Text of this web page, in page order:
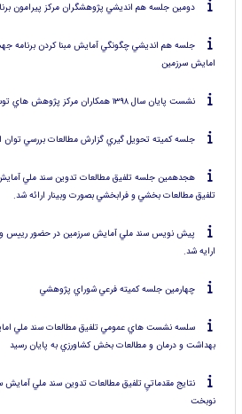
دومين جلسه هم انديشي پژوهشگران مركز پيرامون
جلسه هم انديشي چگونگي آمايش مبنا كردن برنامه
امايش سرزمين
نشست پايان سال ۱۳۹۸ همكاران مركز پژوهش هاي توسعه و آينده نگري
جلسه كميته تحويل گيري گزارش مطالعات بررسي
هجدهمين جلسه تلفيق مطالعات تدوين سند ملي آمايش
تلفيق مطالعات بخشي و فرابخشي بصورت وبينار ارائه شد.
پيش نويس سند ملي آمايش سرزمين در حضور رييس و
ارايه شد.
چهارمين جلسه كميته فرعي شوراي پژوهشي
سلسه نشست هاي عمومي تلفيق مطالعات سند ملي
بهداشت و درمان و مطالعات بخش كشاورزي به پايان رسيد
نتايج مقدماتيِ تلفيق مطالعات تدوين سند ملي
نوبخت